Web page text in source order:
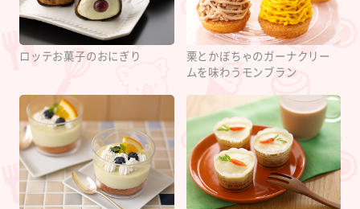
ロッテお菓子のおにぎり
栗とかぼちゃのガーナクリー
ムを味わうモンブラン